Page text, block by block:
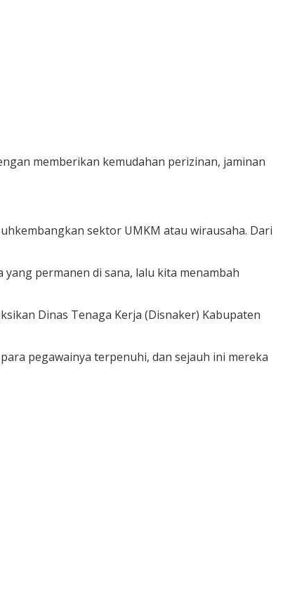
memberikan kemudahan perizinan, jaminan
sektor UMKM atau wirausaha. Dari
permanen di sana, lalu kita menambah
Dinas Tenaga Kerja (Disnaker) Kabupaten
pegawainya terpenuhi, dan sejauh ini mereka